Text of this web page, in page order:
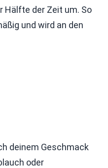
Hälfte der Zeit um. So
und wird an den
deinem Geschmack
oder